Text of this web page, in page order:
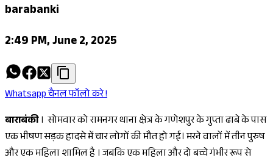
barabanki
2:49 PM, June 2, 2025
Whatsapp चैनल फॉलो करे !
बाराबंकी। सोमवार को रामनगर थाना क्षेत्र के गणेशपुर के गुप्ता ढाबे के पास
एक भीषण सड़क हादसे में चार लोगों की मौत हो गई। मरने वालों में तीन पुरुष
और एक महिला शामिल है । जबकि एक महिला और दो बच्चे गंभीर रूप से